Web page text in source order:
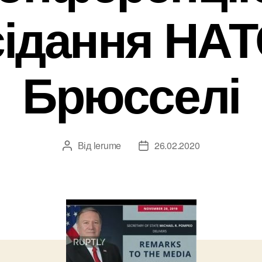
Брюсселі
Автор
Від lerume
Дата26.02.2020